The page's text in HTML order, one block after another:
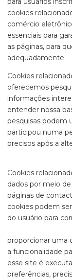
cookies
comércio
essenciais para
as páginas, para
adequadamente.
Cookies
oferecemos
informações
entender nossa
pesquisas podem
participou numa
precisos
Cookies
dados por meio
páginas de
cookies podem
do usuário
Cookies
proporcionar uma
a funcionalidade
esse site é
preferências,